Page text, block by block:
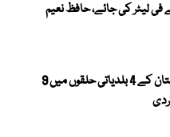
کی قیمت 228 روپے فی لیٹر کی جائے، حافظ نعیم
الیکشن کمیشن نے بلوچستان کے 4 بلدیاتی حلقوں میں 9